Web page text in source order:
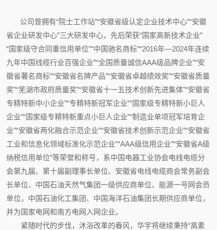
公司曾拥有“院士工作站”“安徽省级认定企业技术中心”“安徽
省企业研发中心”三大研发中心，先后荣获“国家高新技术企业”
“国家级守合同重信用单位”“中国驰名商标”“2016年—2024年连续
九年中国线缆行业百强企业”“全国质量诚信AAA级品牌企业”“安
徽省著名商标”“安徽省名牌产品”“安徽省卓越绩效奖”“安徽省质量
奖”“芜湖市政府质量奖”“安徽省十一五技术创新先进集体”“安徽省
专精特新中小企业”“专精特新冠军企业”“国家级专精特新小巨人
企业”“国家级专精特新重点小巨人企业”“制造业单项冠军培育企
业”“安徽省两化融合示范企业”“安徽省技术创新示范企业”“安徽省
工业和信息化领域标准化示范企业”“AAA级信用企业”“安徽省A级
纳税信用单位”等荣誉和称号，系中国电器工业协会电线电缆分
会第九届、第十届副理事长单位、安徽省电线电缆商会常务副会
长单位、中国石油天然气集团一级供应商单位、能源一号网会员
单位，中国石油化工集团、中国海洋石油集团长期供应商单位，
并为国家电网和南方电网入网企业。
紧随时代的步伐，沐浴改革的春风，华宇将继续秉持“高素